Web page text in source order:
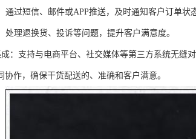
通过短信、邮件或APP推送，及时通知客户订单状
处理退换货、投诉等问题，提升客户满意度。
：支持与电商平台、社交媒体等第三方系统无缝对
协作，确保干货配送的、准确和客户满意。